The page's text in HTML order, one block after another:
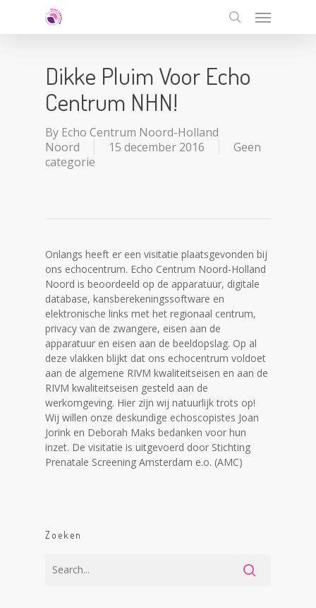
main
search
Menu
Dikke Pluim Voor Echo
Centrum NHN!
By Echo Centrum Noord-Holland
Noord
15 december 2016
Geen
categorie
Onlangs heeft er een visitatie plaatsgevonden bij
ons echocentrum. Echo Centrum Noord-Holland
Noord is beoordeeld op de apparatuur, digitale
database, kansberekeningssoftware en
elektronische links met het regionaal centrum,
privacy van de zwangere, eisen aan de
apparatuur en eisen aan de beeldopslag. Op al
deze vlakken blijkt dat ons echocentrum voldoet
aan de algemene RIVM kwaliteitseisen en aan de
RIVM kwaliteitseisen gesteld aan de
werkomgeving. Hier zijn wij natuurlijk trots op!
Wij willen onze deskundige echoscopistes Joan
Jorink en Deborah Maks bedanken voor hun
inzet. De visitatie is uitgevoerd door Stichting
Prenatale Screening Amsterdam e.o. (AMC)
Zoeken